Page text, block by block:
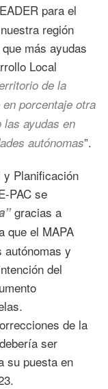
para el
región
más ayudas
Local
de la
porcentaje otra
ayudas en
autónomas”.
y Planificación
PAC se
gracias a
que el MAPA
autónomas y
del
de la
ser
su puesta en